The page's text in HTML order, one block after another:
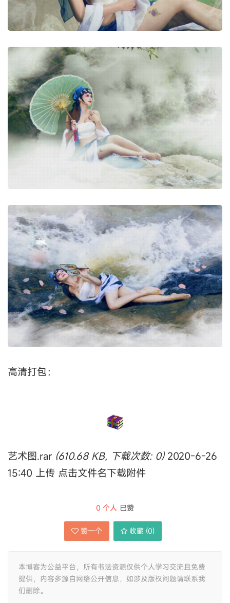
高清打包：
艺术图.rar (610.68 KB, 下载次数: 0) 2020-6-26
15:40 上传 点击文件名下载附件
0 个人 已赞
赞一个 收藏 (0)
本博客为公益平台，所有书法资源仅供个人学习交流且免费
提供，内容多源自网络公开信息，如涉及版权问题请联系我
们删除。